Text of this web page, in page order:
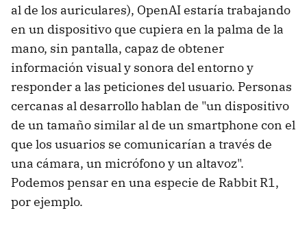
al de los auriculares), OpenAI estaría trabajando
en un dispositivo que cupiera en la palma de la
mano, sin pantalla, capaz de obtener
información visual y sonora del entorno y
responder a las peticiones del usuario. Personas
cercanas al desarrollo hablan de "un dispositivo
de un tamaño similar al de un smartphone con el
que los usuarios se comunicarían a través de
una cámara, un micrófono y un altavoz".
Podemos pensar en una especie de Rabbit R1,
por ejemplo.